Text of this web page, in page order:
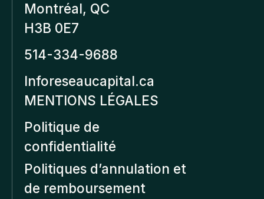
Montréal, QC
H3B 0E7
514-334-9688
Inforeseaucapital.ca
MENTIONS LÉGALES
Politique de
confidentialité
Politiques d’annulation et
de remboursement